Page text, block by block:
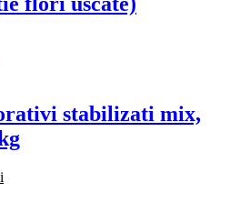
stabilizati mix,